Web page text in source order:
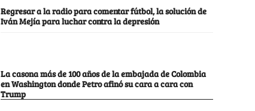
Regresar a la radio para comentar fútbol, la solución de
Iván Mejía para luchar contra la depresión
La casona más de 100 años de la embajada de Colombia
en Washington donde Petro afinó su cara a cara con
Trump